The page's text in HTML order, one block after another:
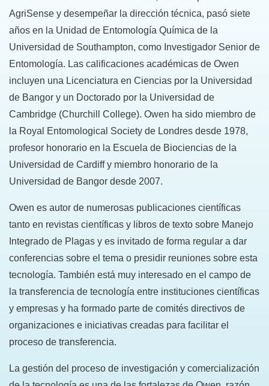
AgriSense y desempeñar la dirección técnica, pasó siete
años en la Unidad de Entomología Química de la
Universidad de Southampton, como Investigador Senior de
Entomología. Las calificaciones académicas de Owen
incluyen una Licenciatura en Ciencias por la Universidad
de Bangor y un Doctorado por la Universidad de
Cambridge (Churchill College). Owen ha sido miembro de
la Royal Entomological Society de Londres desde 1978,
profesor honorario en la Escuela de Biociencias de la
Universidad de Cardiff y miembro honorario de la
Universidad de Bangor desde 2007.
Owen es autor de numerosas publicaciones científicas
tanto en revistas científicas y libros de texto sobre Manejo
Integrado de Plagas y es invitado de forma regular a dar
conferencias sobre el tema o presidir reuniones sobre esta
tecnología. También está muy interesado en el campo de
la transferencia de tecnología entre instituciones científicas
y empresas y ha formado parte de comités directivos de
organizaciones e iniciativas creadas para facilitar el
proceso de transferencia.
La gestión del proceso de investigación y comercialización